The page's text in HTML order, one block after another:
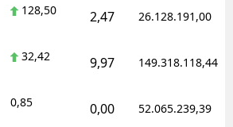
Hakkari
Mersin
128,50 2,47 26.128.191,00
32,42 9,97 149.318.118,44
0,85 0,00 52.065.239,39